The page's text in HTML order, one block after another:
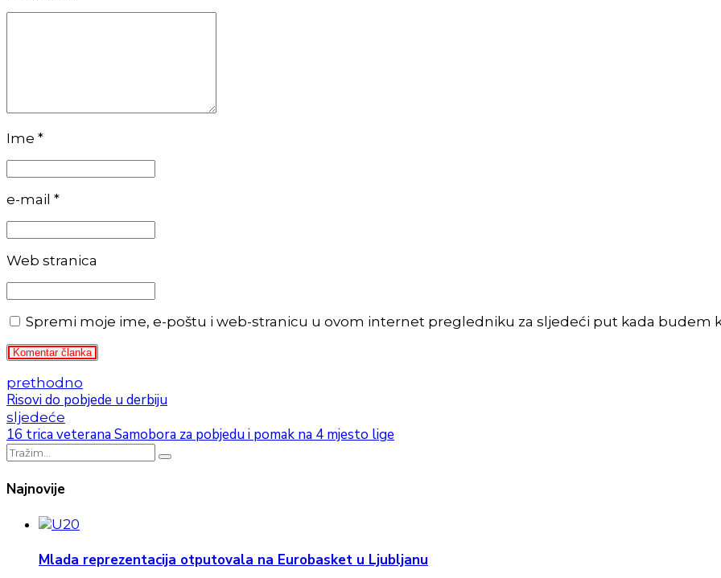
Ime *
e-mail *
Web stranica
Spremi moje ime, e-poštu i web-stranicu u ovom internet pregledniku za sljedeći put kada budem
Komentar članka
prethodno
Risovi do pobjede u derbiju
sljedeće
16 trica veterana Samobora za pobjedu i pomak na 4 mjesto lige
Najnovije
Mlada reprezentacija otputovala na Eurobasket u Ljubljanu